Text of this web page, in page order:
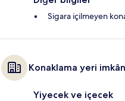
Sigara içilmeyen
Konaklama yeri
Yiyecek ve içecek